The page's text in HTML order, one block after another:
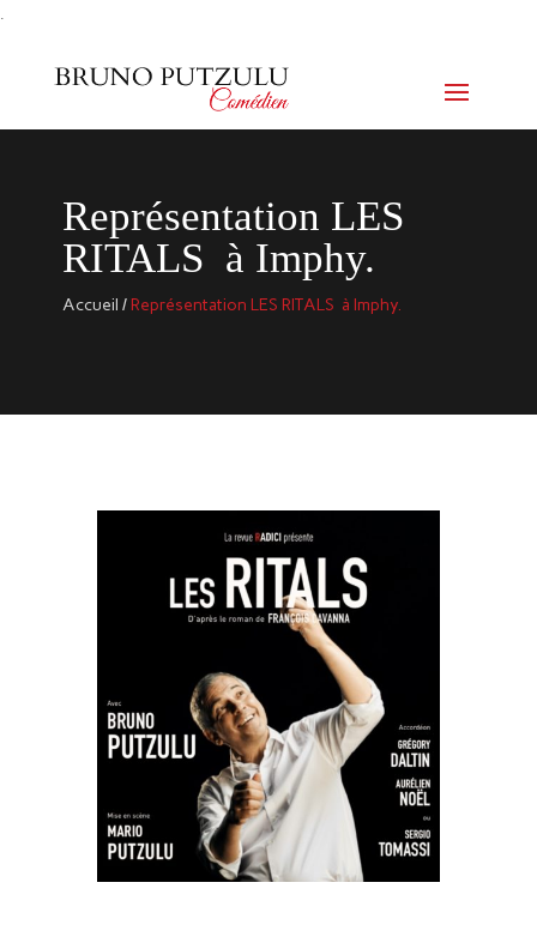
.
Représentation LES
RITALS à Imphy.
Accueil /Représentation LES RITALS à Imphy.